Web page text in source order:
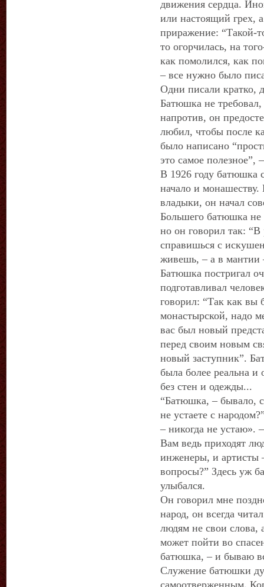
движения сердца.
или настоящий грех,
приражение: “Такой-
то огорчилась, на
как помолился, как
– все нужно было
Одни писали кратко,
Батюшка не
напротив, он
любил, чтобы после
было написано
это самое полезное”,
В 1926 году батюшка
начало и
владыки, он начал
Большего батюшка
но он говорил так: “В
справишься с
живешь, – а в мантии
Батюшка постригал
подготавливал
говорил: “Так как вы
монастырской, надо
вас был новый
перед своим новым
новый заступник”.
была более реальна
без стен и одежды...
“Батюшка, – бывало,
не устаете с
– никогда не устаю».
Вам ведь приходят
инженеры, и артисты
вопросы?” Здесь уж
улыбался.
Он говорил мне
народ, он всегда
людям не свои слова,
может пойти во
батюшка, – и бываю
Служение батюшки
самоотверженным.